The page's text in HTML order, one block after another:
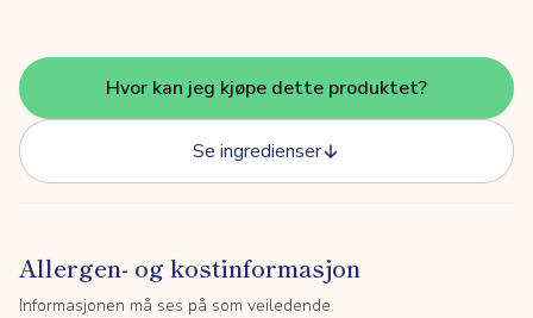
Hvor kan jeg kjøpe dette produktet?
Se ingredienser
Allergen- og kostinformasjon
Informasjonen må ses på som veiledende.